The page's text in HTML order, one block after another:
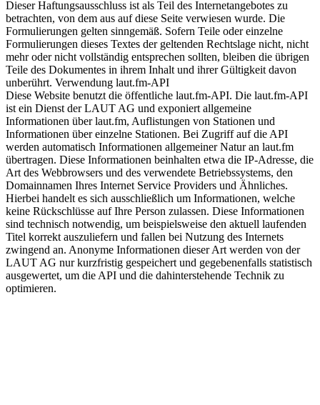
Dieser Haftungsausschluss ist als Teil des Internetangebotes zu
betrachten, von dem aus auf diese Seite verwiesen wurde. Die
Formulierungen gelten sinngemäß. Sofern Teile oder einzelne
Formulierungen dieses Textes der geltenden Rechtslage nicht, nicht
mehr oder nicht vollständig entsprechen sollten, bleiben die übrigen
Teile des Dokumentes in ihrem Inhalt und ihrer Gültigkeit davon
unberührt. Verwendung laut.fm-API
Diese Website benutzt die öffentliche laut.fm-API. Die laut.fm-API
ist ein Dienst der LAUT AG und exponiert allgemeine
Informationen über laut.fm, Auflistungen von Stationen und
Informationen über einzelne Stationen. Bei Zugriff auf die API
werden automatisch Informationen allgemeiner Natur an laut.fm
übertragen. Diese Informationen beinhalten etwa die IP-Adresse, die
Art des Webbrowsers und des verwendete Betriebssystems, den
Domainnamen Ihres Internet Service Providers und Ähnliches.
Hierbei handelt es sich ausschließlich um Informationen, welche
keine Rückschlüsse auf Ihre Person zulassen. Diese Informationen
sind technisch notwendig, um beispielsweise den aktuell laufenden
Titel korrekt auszuliefern und fallen bei Nutzung des Internets
zwingend an. Anonyme Informationen dieser Art werden von der
LAUT AG nur kurzfristig gespeichert und gegebenenfalls statistisch
ausgewertet, um die API und die dahinterstehende Technik zu
optimieren.